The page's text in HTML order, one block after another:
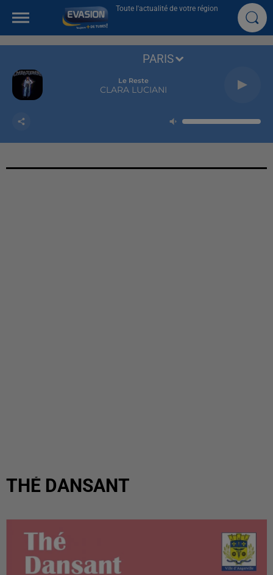
Toute l'actualité de votre région
Le Reste
CLARA LUCIANI
PARIS
THÉ DANSANT